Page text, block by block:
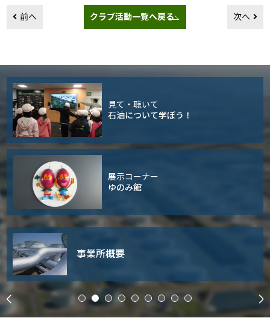
前へ クラブ活動一覧へ戻る 次へ
見て・聴いて
石油について学ぼう！
展示コーナー
ゆのみ館
事業所概要